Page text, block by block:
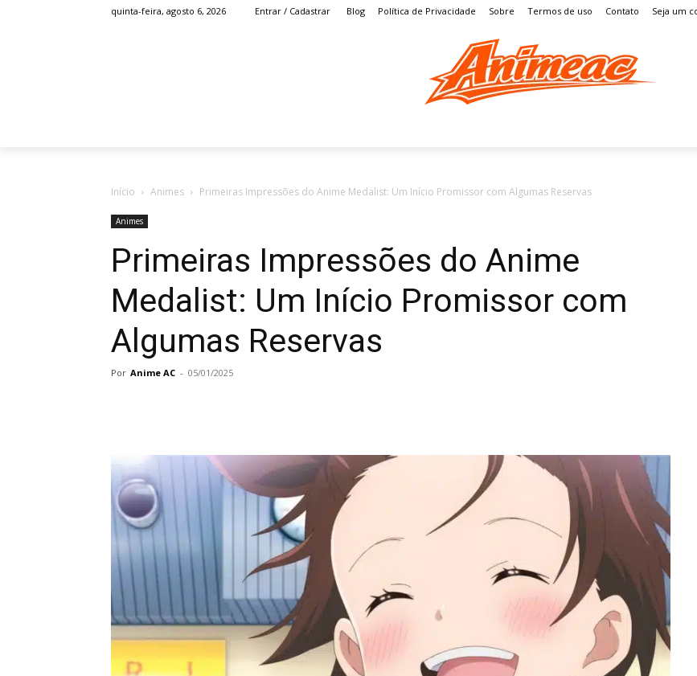
quinta-feira, agosto 6, 2026 Entrar / Cadastrar Blog Política de Privacidade Sobre Termos de uso Contato Seja um
Início Animes Primeiras Impressões do Anime Medalist: Um Início Promissor com Algumas Reservas
Animes
Primeiras Impressões do Anime
Medalist: Um Início Promissor com
Algumas Reservas
Por Anime AC - 05/01/2025